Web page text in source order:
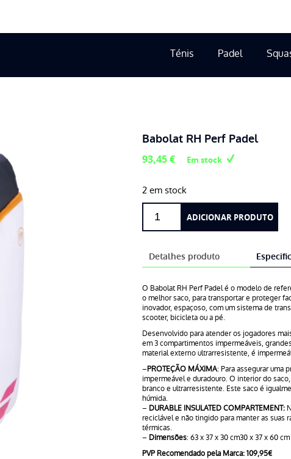
Ténis Padel
Babolat RH Perf Padel
93,45€ Em stock
2 em stock
RH
Perf
ADICIONAR PRODUTO
Detalhes produto
O Babolat RH Perf Padel é o modelo de
o melhor saco, para transportar e proteger
inovador, espaçoso, com um sistema de
scooter, bicicleta ou a pé.
Desenvolvido para atender os jogadores
em 3 compartimentos impermeáveis,
material externo ultrarresistente, é
–PROTEÇÃO MÁXIMA: Para assegurar uma
impermeável e duradouro. O interior do
branco e ultrarresistente. Este saco é
húmida.
– DURABLE INSULATED COMPARTEMENT:
reciclável e não tingido para manter as suas
térmicas.
– Dimensões: 63 x 37 x 30 cm30 x 37 x 60 cm
PVP Recomendado pela Marca: 109,95€